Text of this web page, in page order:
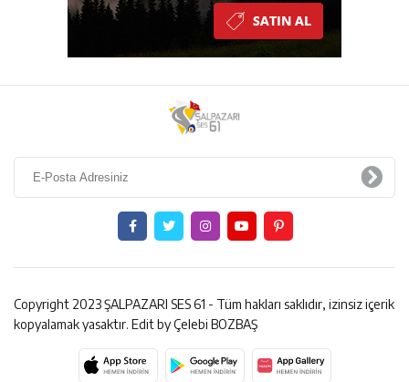
Copyright 2023 ŞALPAZARI SES 61 - Tüm hakları saklıdır, izinsiz içerik
kopyalamak yasaktır. Edit by Çelebi BOZBAŞ